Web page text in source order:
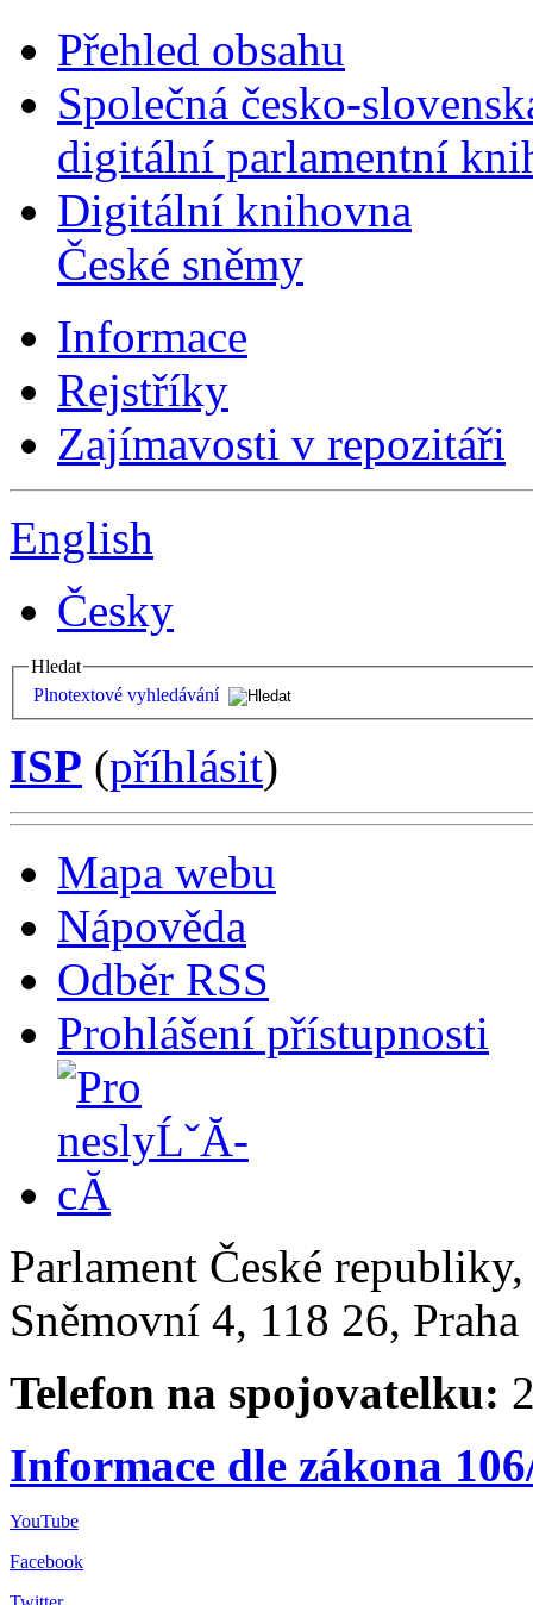
Přehled obsahu
Společná česko-
digitální parlamentní
Digitální knihovna
České sněmy
Informace
Rejstříky
Zajímavosti v repozitáři
English
Česky
Hledat
Plnotextové vyhledávání
ISP (příhlásit)
Mapa webu
Nápověda
Odběr RSS
Prohlášení přístupnosti
Parlament České
Sněmovní 4, 118 26,
Telefon na spojovatelku:
Informace dle zákona
YouTube
Facebook